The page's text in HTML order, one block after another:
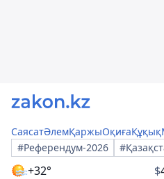
СаясатӘлемҚаржыОқиғаҚұқық
#Референдум-2026
+32° $